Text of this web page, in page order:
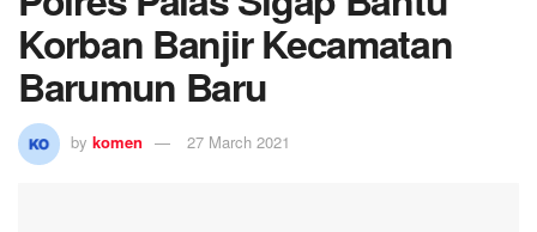
Korban Banjir Kecamatan
Barumun Baru
by komen 27 March 2021